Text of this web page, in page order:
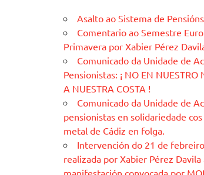
Asalto ao Sistema de
Comentario ao Semestre
Primavera por Xabier Pérez
Comunicado da Unidade de
Pensionistas: ¡ NO EN NUESTRO
A NUESTRA COSTA !
Comunicado da Unidade de
pensionistas en solidariedade
metal de Cádiz en folga.
Intervención do 21 de
realizada por Xabier Pérez